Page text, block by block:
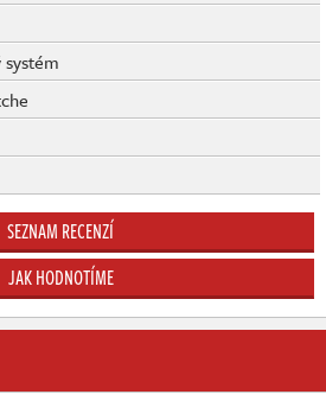
SEZNAM RECENZÍ
JAK HODNOTÍME